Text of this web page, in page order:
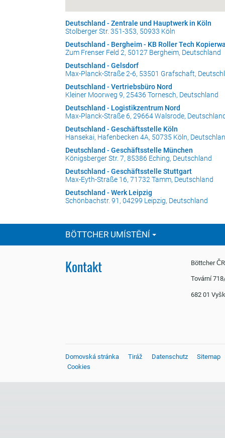
Deutschland - Zentrale und Hauptwerk in Köln
Stolberger Str. 351-353, 50933 Köln
Deutschland - Bergheim - KB Roller Tech
Zum Frenser Feld 2, 50127 Bergheim, Deutschland
Deutschland - Gelsdorf
Max-Planck-Straße 2-6, 53501 Grafschaft,
Deutschland - Vertriebsbüro Nord
Kleiner Moorweg 9, 25436 Tornesch, Deutschland
Deutschland - Logistikzentrum Nord
Max-Planck-Straße 6, 29664 Walsrode,
Deutschland - Geschäftsstelle Köln
Hansekai, Hafenbecken 4A, 50735 Köln,
Deutschland - Geschäftsstelle München
Königsberger Str. 7, 85386 Eching, Deutschland
Deutschland - Geschäftsstelle Stuttgart
Max-Eyth-Straße 16, 71732 Tamm, Deutschland
Deutschland - Werk Leipzig
Schönbachstr. 91, 04299 Leipzig, Deutschland
BÖTTCHER UMÍSTĚNÍ
Kontakt Böttcher
Tovární
682 01
Domovská stránka Tiráž Datenschutz
Sitemap
Cookies